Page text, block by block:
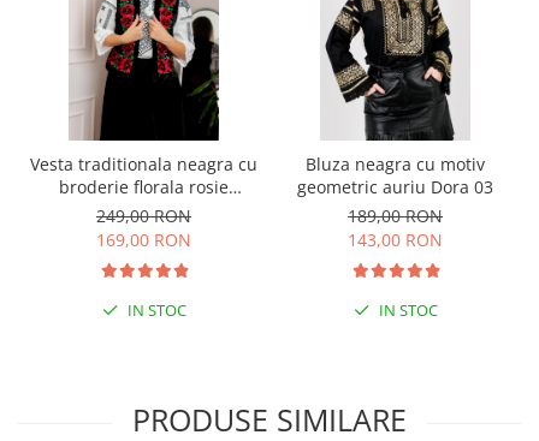
Vesta traditionala neagra cu
broderie florala rosie
Florenta 02
249,00 RON
169,00 RON
IN STOC
Bluza neagra cu motiv
geometric auriu Dora 03
189,00 RON
143,00 RON
IN STOC
PRODUSE SIMILARE